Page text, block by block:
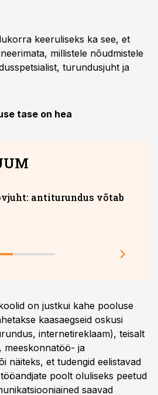
keeruliseks ka see, et
millistele nõudmistele
turundusjuht ja
tase on hea
antiturundus võtab
on justkui kahe pooluse
kaasaegseid oskusi
internetireklaam), teisalt
meeskonnatöö- ja
näiteks, et tudengid eelistavad
poolt oluliseks peetud
saavad